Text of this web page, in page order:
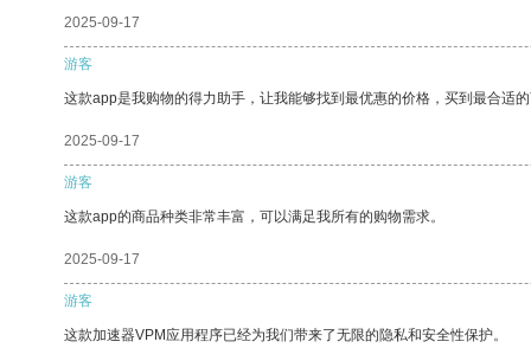
2025-09-17
游客
这款app是我购物的得力助手，让我能够找到最优惠的价格，买到最合适
2025-09-17
游客
这款app的商品种类非常丰富，可以满足我所有的购物需求。
2025-09-17
游客
这款加速器VPM应用程序已经为我们带来了无限的隐私和安全性保护。